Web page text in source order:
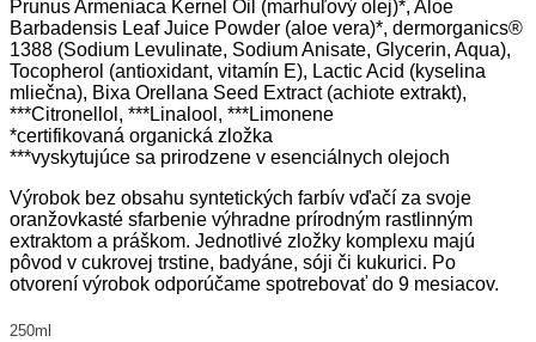
Prunus Armeniaca Kernel Oil (marhuľový olej)*, Aloe
Barbadensis Leaf Juice Powder (aloe vera)*, dermorganics®
1388 (Sodium Levulinate, Sodium Anisate, Glycerin, Aqua),
Tocopherol (antioxidant, vitamín E), Lactic Acid (kyselina
mliečna), Bixa Orellana Seed Extract (achiote extrakt),
***Citronellol, ***Linalool, ***Limonene
*certifikovaná organická zložka
***vyskytujúce sa prirodzene v esenciálnych olejoch
Výrobok bez obsahu syntetických farbív vďačí za svoje
oranžovkasté sfarbenie výhradne prírodným rastlinným
extraktom a práškom. Jednotlivé zložky komplexu majú
pôvod v cukrovej trstine, badyáne, sóji či kukurici. Po
otvorení výrobok odporúčame spotrebovať do 9 mesiacov.
250ml